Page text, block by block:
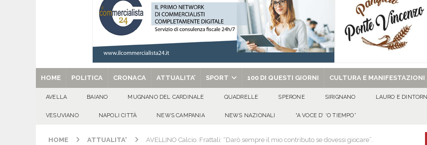
[ 29/08/2025 ] SANT’Oggi. Venerdì 29 agosto la chiesa celebra il Martirio di san Giovanni Battista e santa Sabina EVIDENZA
HOME POLITICA CRONACA ATTUALITA’ SPORT 100 DI QUESTI GIORNI CULTURA E MANIFESTAZIONI
AVELLA BAIANO MUGNANO DEL CARDINALE QUADRELLE SPERONE SIRIGNANO LAURO E DINTORNI
VESUVIANO NAPOLI CITTÀ NEWS CAMPANIA NEWS NAZIONALI “A VOCE D’ ‘O TIEMPO”
HOME ATTUALITA' AVELLINO Calcio. Frattali: “Darò sempre il mio contributo se dovessi giocare”.